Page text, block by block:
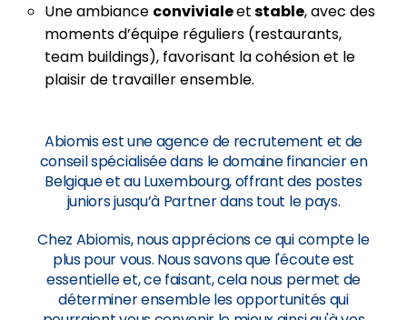
Une ambiance convivialeetstable, avec des
moments d’équipe réguliers (restaurants,
team buildings), favorisant la cohésion et le
plaisir de travailler ensemble.
Abiomis est une agence de recrutement et de
conseil spécialisée dans le domaine financier en
Belgique et au Luxembourg, offrant des postes
juniors jusqu’à Partner dans tout le pays.
Chez Abiomis, nous apprécions ce qui compte le
plus pour vous. Nous savons que l'écoute est
essentielle et, ce faisant, cela nous permet de
déterminer ensemble les opportunités qui